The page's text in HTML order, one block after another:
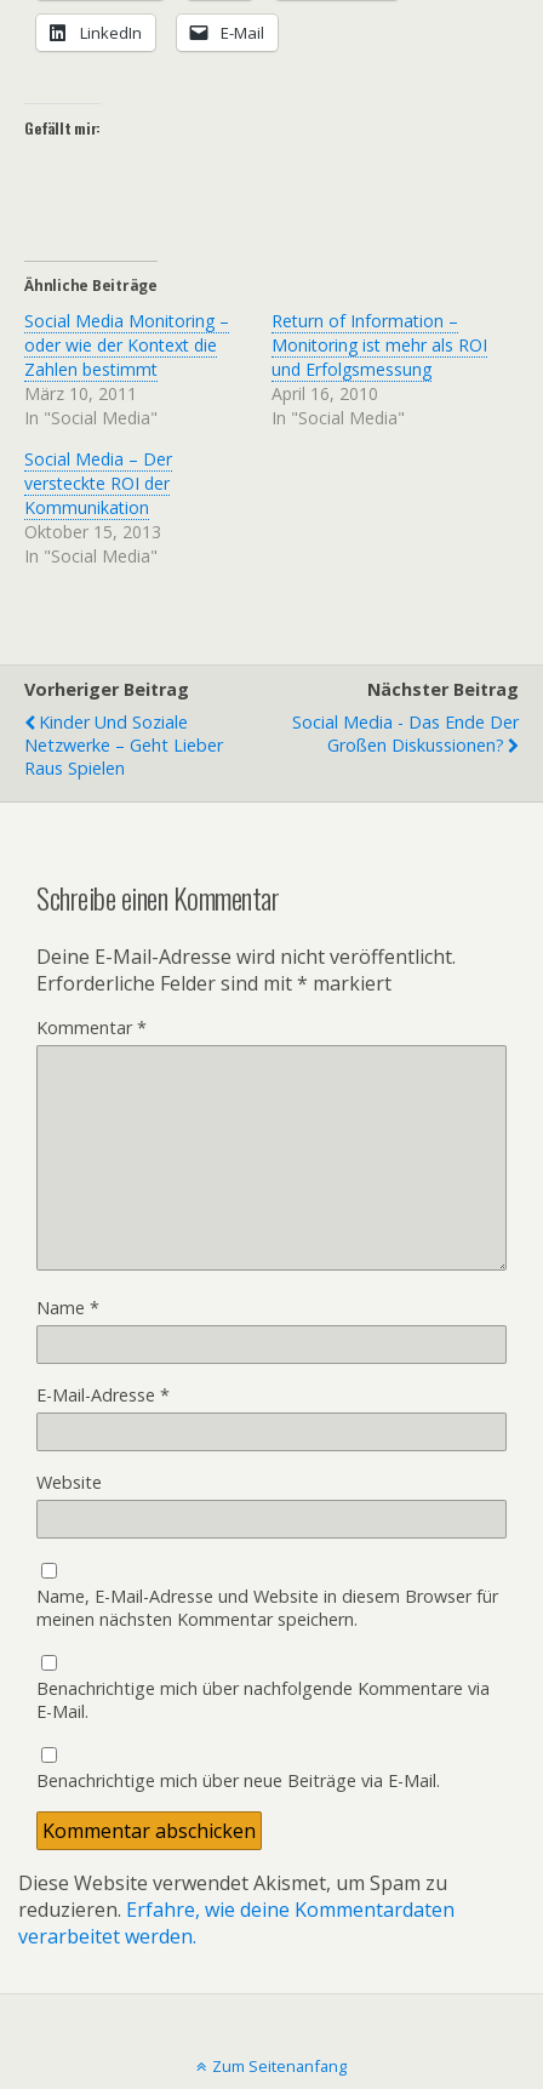
LinkedIn E-Mail
Gefällt mir:
Ähnliche Beiträge
Social Media Monitoring –
oder wie der Kontext die
Zahlen bestimmt
März 10, 2011
In "Social Media"
Return of Information –
Monitoring ist mehr als ROI
und Erfolgsmessung
April 16, 2010
In "Social Media"
Social Media – Der
versteckte ROI der
Kommunikation
Oktober 15, 2013
In "Social Media"
Vorheriger Beitrag
Kinder Und Soziale
Netzwerke – Geht Lieber
Raus Spielen
Nächster Beitrag
Social Media - Das Ende Der
Großen Diskussionen?
Schreibe einen Kommentar
Deine E-Mail-Adresse wird nicht veröffentlicht.
Erforderliche Felder sind mit* markiert
Kommentar*
Name *
E-Mail-Adresse *
Website
Name, E-Mail-Adresse und Website in diesem Browser für
meinen nächsten Kommentar speichern.
Benachrichtige mich über nachfolgende Kommentare via
E-Mail.
Benachrichtige mich über neue Beiträge via E-Mail.
Diese Website verwendet Akismet, um Spam zu
reduzieren. Erfahre, wie deine Kommentardaten
verarbeitet werden.
Zum Seitenanfang